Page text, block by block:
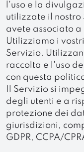
l'uso e la
utilizzate il nostro
avete associato
Utilizziamo i
Servizio.
raccolta e l'uso
con questa
Il Servizio si
degli utenti e a
protezione dei
giurisdizioni,
GDPR, CCPA/